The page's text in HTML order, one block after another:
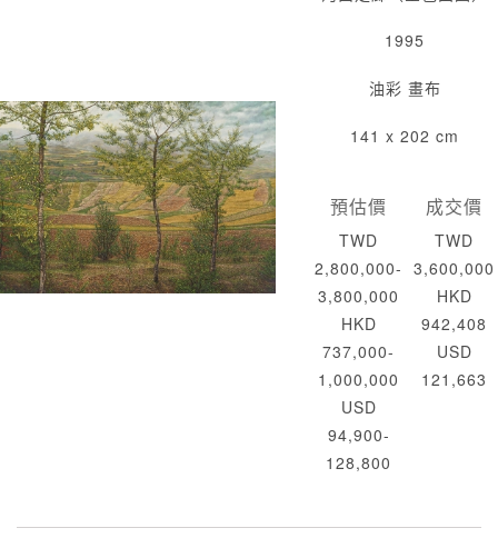
1995
油彩 畫布
141 x 202 cm
預估價
TWD
2,800,000-
3,800,000
HKD
737,000-
1,000,000
USD
94,900-
128,800
成交價
TWD
3,600,000
HKD
942,408
USD
121,663